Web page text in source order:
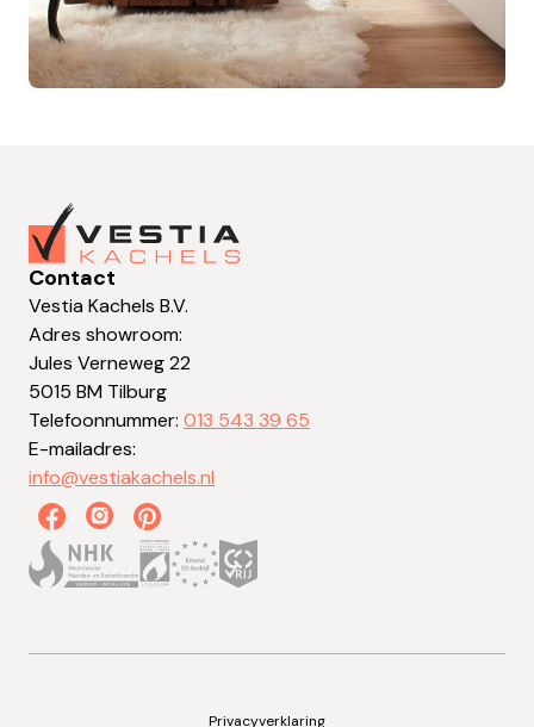
Contact
Vestia Kachels B.V.
Adres showroom:
Jules Verneweg 22
5015 BM Tilburg
Telefoonnummer: 013 543 39 65
E-mailadres:
info@vestiakachels.nl
Privacyverklaring